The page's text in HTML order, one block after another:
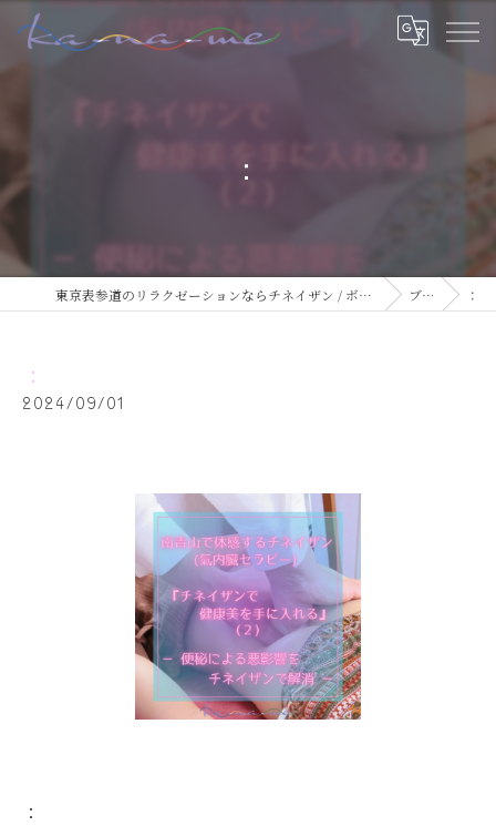
：
東京表参道のリラクゼーションならチネイザン / ボディ & マインドケアサロン ka-na-me ブログ ：
：
2024/09/01
：